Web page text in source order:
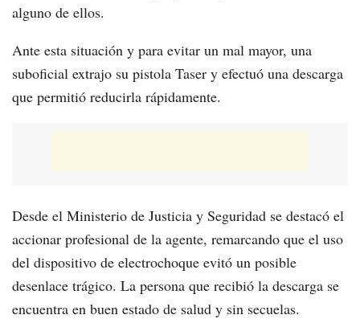
alguno de ellos.
Ante esta situación y para evitar un mal mayor, una
suboficial extrajo su pistola Taser y efectuó una descarga
que permitió reducirla rápidamente.
Desde el Ministerio de Justicia y Seguridad se destacó el
accionar profesional de la agente, remarcando que el uso
del dispositivo de electrochoque evitó un posible
desenlace trágico. La persona que recibió la descarga se
encuentra en buen estado de salud y sin secuelas.